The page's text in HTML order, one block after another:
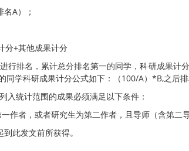
A）；
分+其他成果计分
行排名，累计总分排名第一的同学，科研成果计
学科研成果计分公式如下：（100/A）*B,之后
入统计范围的成果必须满足以下条件：
作者，或者研究生为第二作者，且导师（含第二
此发文前所获得。